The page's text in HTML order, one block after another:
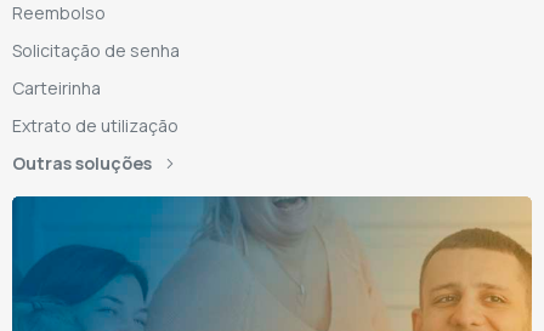
Reembolso
Solicitação de senha
Carteirinha
Extrato de utilização
Outras soluções